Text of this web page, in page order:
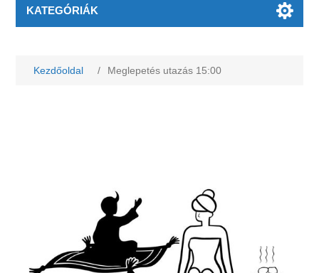
KATEGÓRIÁK
Kezdőoldal / Meglepetés utazás 15:00